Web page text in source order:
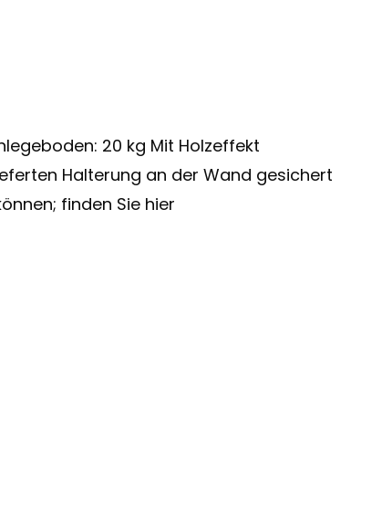
20 kg Mit Holzeffekt
Halterung an der Wand gesichert
finden Sie hier